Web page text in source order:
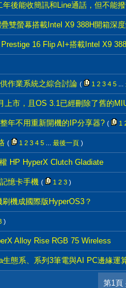
年後能收簡訊和Line通話，但不能
雙螢幕搭載Intel X9 388H開箱深
16 Flip AI+搭載Intel X9
作業系統之綜合討論 ( 1 2 3 4 5
上市，且OS 3.1已經刪除了舊的
年不用重新開機的IP分享器? ( 1
( 1 2 3 4 5 最後一頁 )
HP HyperX Clutch Gladiate
憶卡手機 ( 1 2 3 )
機成國際版HyperOS3？
)
Alloy Rise RGB 75 Wireless
生態系、系列3筆電與AI PC邊緣運
第1頁